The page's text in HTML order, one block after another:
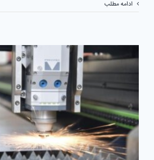
کمکی
باد؛
کدام
انتخاب
بهتری
برای
دستگاه
برش
لیزر
فلزات
است؟
ادامه مطلب